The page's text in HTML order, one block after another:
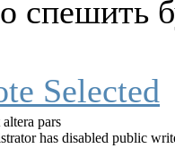
спешить
pars
has disabled public